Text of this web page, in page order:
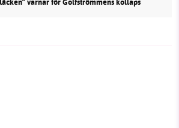
varnar för Golfströmmens kollaps